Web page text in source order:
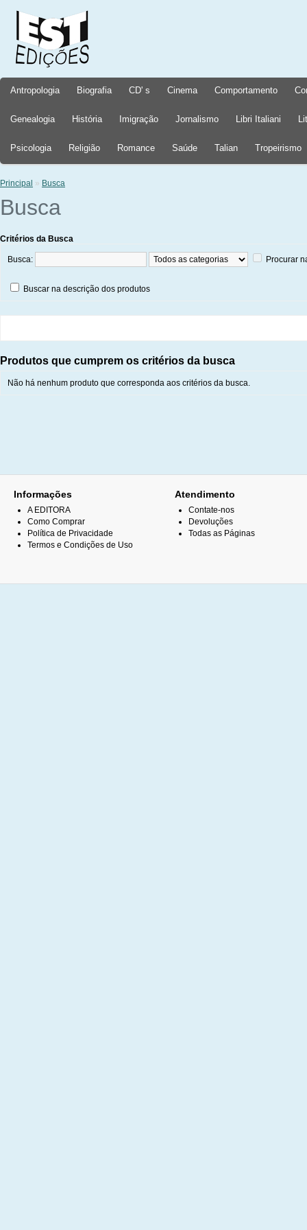
Antropologia Biografia CD' s Cinema Comportamento
Genealogia História Imigração Jornalismo Libri Italiani
Psicologia Religião Romance Saúde Talian Tropeirismo
Principal » Busca
Busca
Critérios da Busca
Busca: Procurar
Buscar na descrição dos produtos
Produtos que cumprem os critérios da busca
Não há nenhum produto que corresponda aos critérios da busca.
Informações
A EDITORA
Como Comprar
Política de Privacidade
Termos e Condições de Uso
Atendimento
Contate-nos
Devoluções
Todas as Páginas